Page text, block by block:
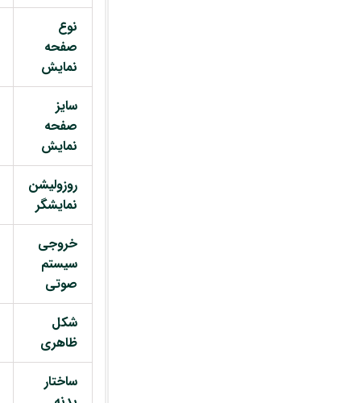
نوع
صفحه
نمایش
سایز
صفحه
نمایش
روزولیشن
نمایشگر
خروجی
سیستم
صوتی
شکل
ظاهری
ساختار